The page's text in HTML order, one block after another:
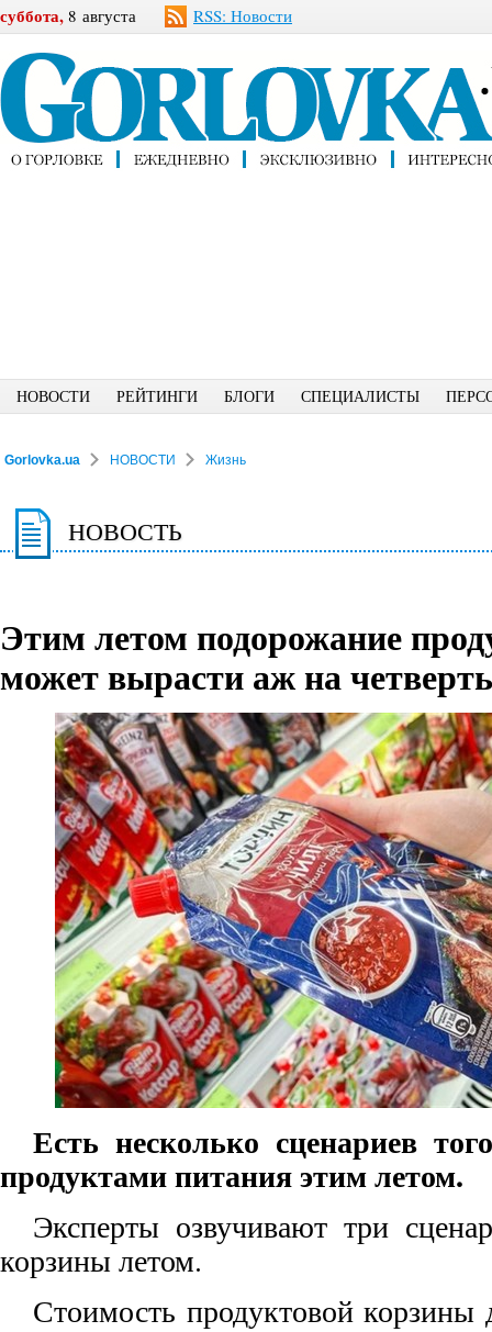
суббота, 8 августа RSS: Новости
НОВОСТИ РЕЙТИНГИ БЛОГИ СПЕЦИАЛИСТЫ
Gorlovka.ua НОВОСТИ Жизнь
НОВОСТЬ
Этим летом подорожание
может вырасти аж на четверть
Есть несколько сценариев
продуктами питания этим летом.
Эксперты озвучивают три
корзины летом.
Стоимость продуктовой корзины